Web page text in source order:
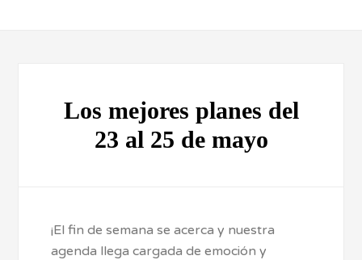
Los mejores planes del
23 al 25 de mayo
¡El fin de semana se acerca y nuestra
agenda llega cargada de emoción y